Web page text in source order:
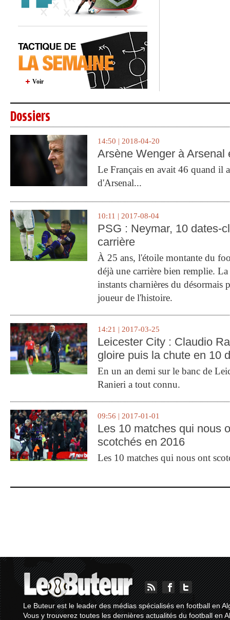
Voir
Dossiers
14:50 | 2018-04-20
Arsène Wenger à Arsenal
Le Français en avait 46 quand il
d'Arsenal...
10:11 | 2017-08-04
PSG : Neymar, 10 dates-
carrière
À 25 ans, l'étoile montante du
déjà une carrière bien remplie.
instants charnières du désormais
joueur de l'histoire.
14:21 | 2017-03-25
Leicester City : Claudio
gloire puis la chute en 10
En un an demi sur le banc de
Ranieri a tout connu.
09:56 | 2017-01-01
Les 10 matches qui nous
scotchés en 2016
Les 10 matches qui nous ont
Le Buteur est le leader des médias spécialisés en football en
Vous y trouverez toutes les dernières actualités du football en